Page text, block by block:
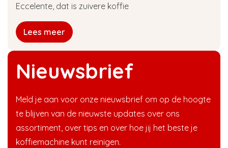
Nieuwsbrief
Meld je aan voor onze nieuwsbrief om op de hoogte
te blijven van de nieuwste updates over ons
assortiment, over tips en over hoe jij het beste je
koffiemachine kunt reinigen.
Eccelente, dat is zuivere koffie
Lees meer